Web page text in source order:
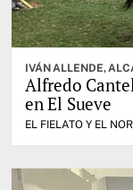
IVÁN ALLENDE,
Alfredo
en El Sueve
EL FIELATO Y EL